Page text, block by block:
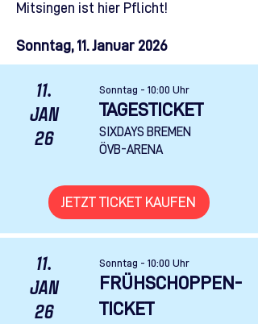
Mitsingen ist hier Pflicht!
Sonntag, 11. Januar 2026
11.
JAN
26
Sonntag - 10:00 Uhr
TAGESTICKET
SIXDAYS BREMEN
ÖVB-ARENA
JETZT TICKET KAUFEN
11.
JAN
26
Sonntag - 10:00 Uhr
FRÜHSCHOPPEN-
TICKET